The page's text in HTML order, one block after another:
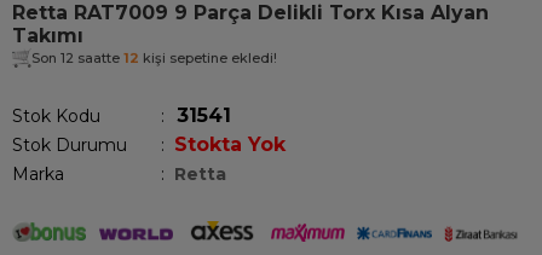
Retta RAT7009 9 Parça Delikli Torx Kısa Alyan
Takımı
Son 12 saatte 12 kişi sepetine ekledi!
Stok Kodu 31541
Stok Durumu : Stokta Yok
Marka : Retta